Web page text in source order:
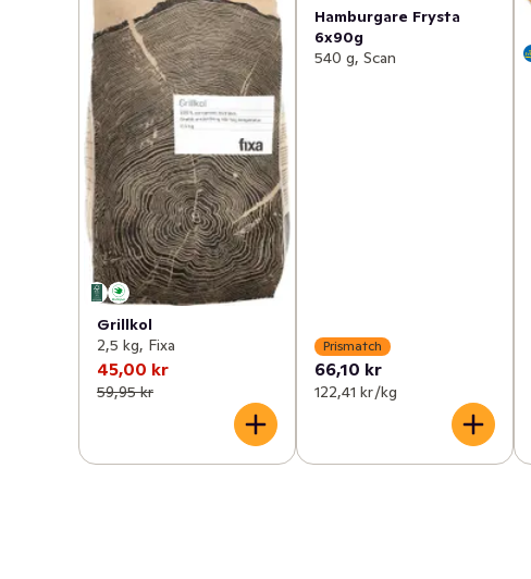
Grillkol
2,5 kg, Fixa
45,00 kr
59,95 kr
Hamburgare Frysta
6x90g
540 g, Scan
Prismatch
66,10 kr
122,41 kr /kg